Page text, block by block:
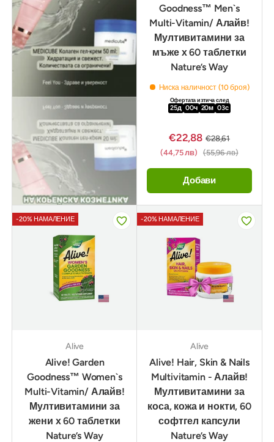
Goodness™ Men`s
Multi-Vitamin/ Алайв!
Мултивитамини за
мъже х 60 таблетки
Nature’s Way
Ниска наличност (10 броя)
Офертата изтича след
25д 00ч 20м 02с
€22,88 €28,61
(44,75 лв) (55,96 лв)
Добави
-20% НАМАЛЕНИЕ
Alive
Alive! Garden
Goodness™ Women`s
Multi-Vitamin/ Алайв!
Мултивитамини за
жени х 60 таблетки
Nature’s Way
-20% НАМАЛЕНИЕ
Alive
Alive! Hair, Skin & Nails
Multivitamin - Алайв!
Мултивитамини за
коса, кожа и нокти, 60
софтгел капсули
Nature’s Way